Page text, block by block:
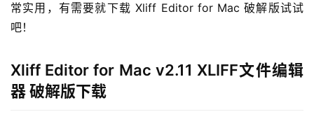
H
o
常实用，有需要就下载 Xliff Editor for Mac 破解版试试
吧！
Xliff Editor for Mac v2.11 XLIFF文件编辑
器 破解版下载